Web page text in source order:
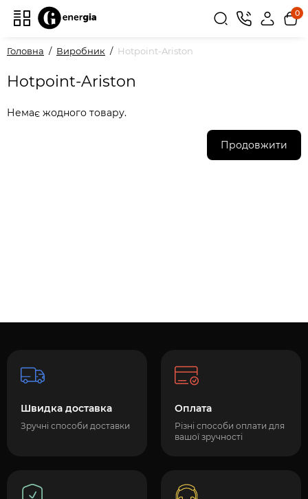
0
Головна Виробник Hotpoint-Ariston
Hotpoint-Ariston
Немає жодного товару.
Продовжити
Швидка доставка
Зручні способи доставки
Оплата
Різні способи оплати для
вашої зручності